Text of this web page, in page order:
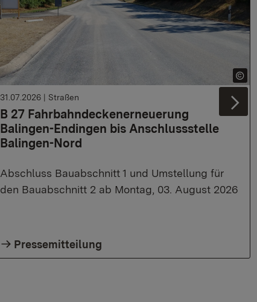
B 27 Fahrbahndeckenerneuerung
Balingen-Endingen bis Anschlussstelle
Balingen-Nord
31.07.2026 | Straßen
Abschluss Bauabschnitt 1 und Umstellung für
den Bauabschnitt 2 ab Montag, 03. August 2026
Pressemitteilung